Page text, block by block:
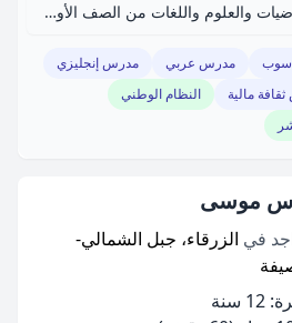
مهندس صناعي أدرس الرياضيات والعلوم واللغات من الصف الأول للتاسع.
مدرس عربي
مدرس إنجليزي
مالية
النظام الوطني
موسى
في الزرقاء، جبل الشمالي-
سنة